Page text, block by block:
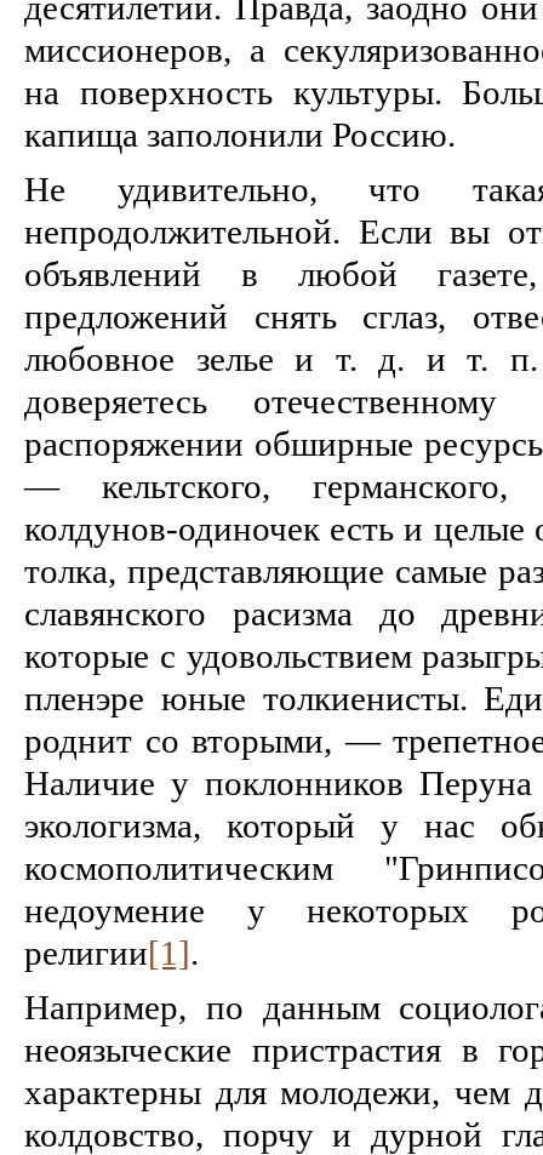
миссионеров, а
на поверхность культуры.
капища заполонили Россию.
Не удивительно, что
непродолжительной. Если вы
объявлений в любой
предложений снять сглаз,
любовное зелье и т. д. и т.
доверяетесь
распоряжении обширные
— кельтского, германского,
колдунов-одиночек есть и целые
толка, представляющие самые
славянского расизма до
которые с удовольствием
пленэре юные толкиенисты.
роднит со вторыми, —
Наличие у поклонников
экологизма, который у нас
космополитическим
недоумение у некоторых
религии[1].
Например, по данным
неоязыческие пристрастия в
характерны для молодежи, чем
колдовство, порчу и дурной